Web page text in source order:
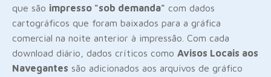
que são impresso "sob demanda" com dados
cartográficos que foram baixados para a gráfica
comercial na noite anterior à impressão. Com cada
download diário, dados críticos como Avisos Locais aos
Navegantes são adicionados aos arquivos de gráfico